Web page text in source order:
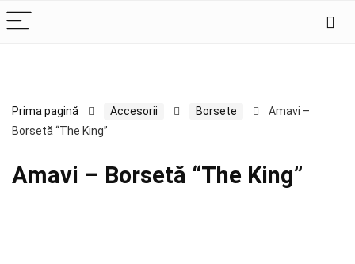
Prima pagină Accesorii Borsete
Amavi –
Borsetă “The King”
Amavi – Borsetă “The King”